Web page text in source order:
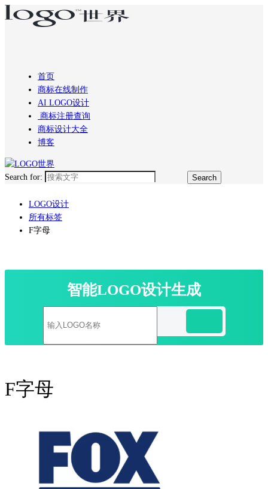
首页
商标在线制作
AI LOGO设计
商标注册查询
商标设计大全
博客
Search for:
LOGO设计
所有标签
F字母
智能LOGO设计生成
F字母